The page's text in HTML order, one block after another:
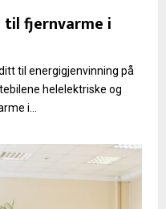
fjernvarme i
til energigjenvinning på
helelektriske og
i...